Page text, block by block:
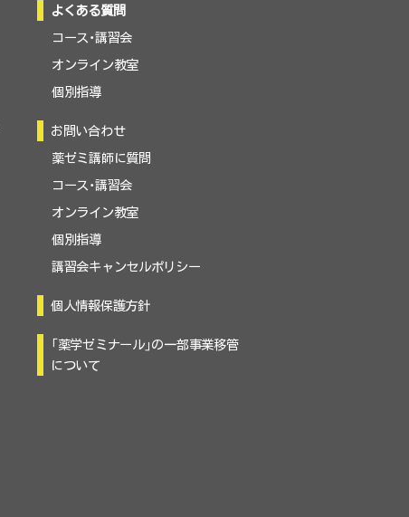
よくある質問
コース・講習会
オンライン教室
個別指導
お問い合わせ
薬ゼミ講師に質問
コース・講習会
オンライン教室
個別指導
講習会キャンセルポリシー
個人情報保護方針
「薬学ゼミナール」の一部事業移管
について